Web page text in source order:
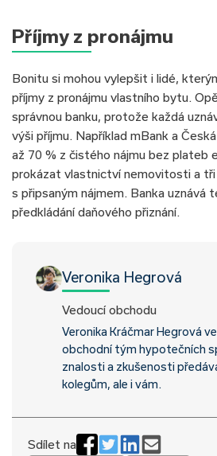
Příjmy z pronájmu
Bonitu si mohou vylepšit i lidé,
příjmy z pronájmu vlastního bytu.
správnou banku, protože každá
výši příjmu. Například mBank a
až 70 % z čistého nájmu bez plateb
prokázat vlastnictví nemovitosti a
s připsaným nájmem. Banka uznává
předkládání daňového přiznání.
Veronika Hegrová
Vedoucí obchodu
Veronika Kráčmar Hegrová
obchodní tým hypotečních
znalosti a zkušenosti
kolegům, ale i vám.
Sdílet na